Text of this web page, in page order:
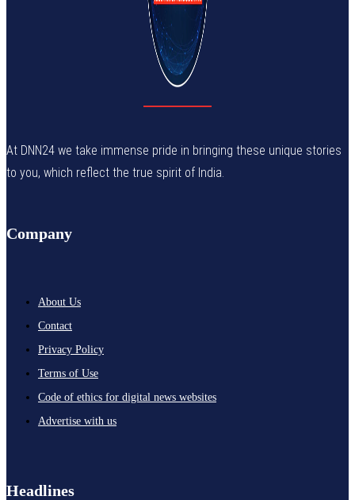
At DNN24 we take immense pride in bringing these unique stories
to you, which reflect the true spirit of India.
Company
About Us
Contact
Privacy Policy
Terms of Use
Code of ethics for digital news websites
Advertise with us
Headlines